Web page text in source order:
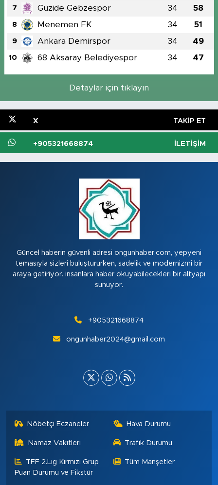
7 Güzide Gebzespor 34 58
8 Menemen FK 34 51
9 Ankara Demirspor 34 49
10 68 Aksaray Belediyespor 34 47
Detaylar için tıklayın
X TAKIP ET
+905321668874 İLETIŞIM
Güncel haberin güvenli adresi ongunhaber.com, yepyeni
temasıyla sizleri buluştururken, sadelik ve modernizmi bir
araya getiriyor. insanlara haber okuyabilecekleri bir altyapı
sunuyor.
+905321668874
ongunhaber2024@gmail.com
Nöbetçi Eczaneler Hava Durumu
Namaz Vakitleri Trafik Durumu
TFF 2.Lig Kırmızı Grup
Puan Durumu ve Fikstür
Tüm Manşetler